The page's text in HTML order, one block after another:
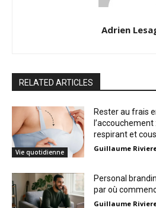
Adrien
RELATED ARTICLES
Vie quotidienne
Rester au frais
respirant et
Guillaume
Personal
par où
Guillaume